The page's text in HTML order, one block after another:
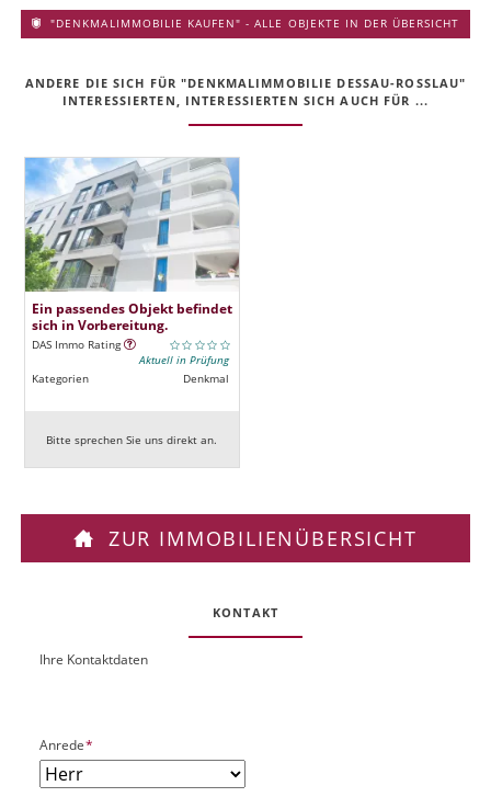
"DENKMALIMMOBILIE KAUFEN" - ALLE OBJEKTE IN DER ÜBERSICHT
ANDERE DIE SICH FÜR "DENKMALIMMOBILIE DESSAU-ROSSLAU" I
NTERESSIERTEN, INTERESSIERTEN SICH AUCH FÜR ...
Ein passendes Objekt befindet
sich in Vorbereitung.
DAS Immo Rating
Aktuell in Prüfung
Kategorien
Denkmal
Bitte sprechen Sie uns direkt an.
ZUR IMMOBILIENÜBERSICHT
KONTAKT
O
k
UIhre Kontaktdaten
P
f
l
Anrede*